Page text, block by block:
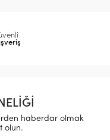
haberdar olmak
olun.